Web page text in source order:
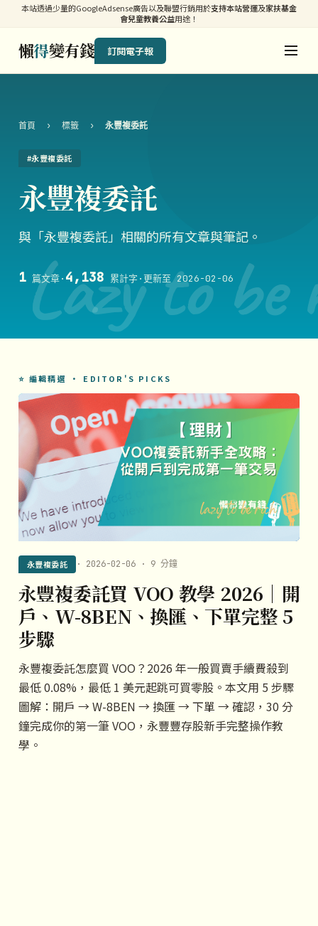
本站透過少量的GoogleAdsense廣告以及聯盟行銷用於支持本站營運及家扶基金
會兒童教養公益用途！
懶得變有錢 訂閱電子報
Lazy to be
首頁 › 標籤 › 永豐複委託
#永豐複委託
永豐複委託
與「永豐複委託」相關的所有文章與筆記。
1篇文章· 4,138 累計字 ·更新至 2026-02-06
⭐ 編輯精選 · EDITOR'S PICKS
永豐複委託 · 2026-02-06 · 9 分鐘
永豐複委託買 VOO 教學 2026｜開
戶、W-8BEN、換匯、下單完整 5
步驟
永豐複委託怎麼買 VOO？2026 年一般買賣手續費殺到
最低 0.08%，最低 1 美元起跳可買零股。本文用 5 步驟
圖解：開戶 → W-8BEN → 換匯 → 下單 → 確認，30 分
鐘完成你的第一筆 VOO，永豐豐存股新手完整操作教
學。